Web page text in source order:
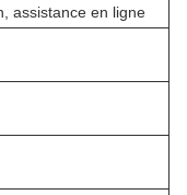
assistance en ligne